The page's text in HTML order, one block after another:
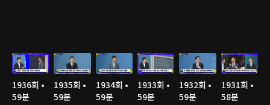
1936회 •
59분
1935회 •
59분
1934회 •
59분
1933회 •
59분
1932회 •
59분
1931회 •
58분